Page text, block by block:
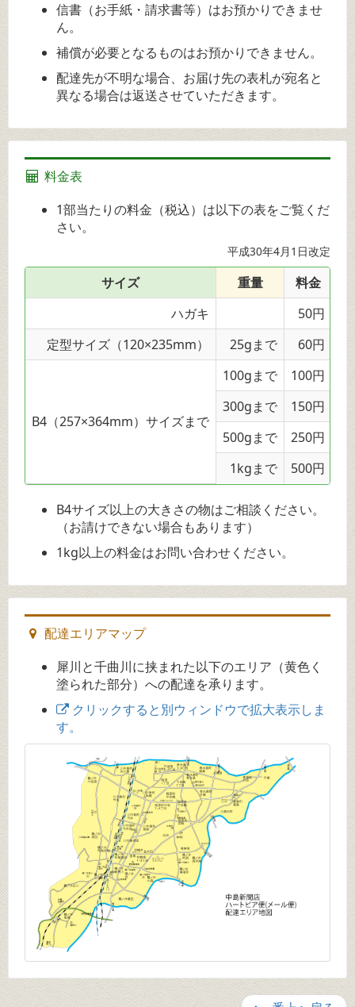
信書（お手紙・請求書等）はお預かりできませ
ん。
補償が必要となるものはお預かりできません。
配達先が不明な場合、お届け先の表札が宛名と
異なる場合は返送させていただきます。
料金表
1部当たりの料金（税込）は以下の表をご覧くだ
さい。
平成30年4月1日改定
サイズ 重量
料金
ハガキ
50円
定型サイズ（120×235mm）
25gまで 60円
B4（257×364mm）サイズまで
100gまで
100円
300gまで
150円
500gまで
250円
1kgまで
500円
B4サイズ以上の大きさの物はご相談ください。
（お請けできない場合もあります）
1kg以上の料金はお問い合わせください。
配達エリアマップ
犀川と千曲川に挟まれた以下のエリア（黄色く
塗られた部分）への配達を承ります。
クリックすると別ウィンドウで拡大表示しま
す。